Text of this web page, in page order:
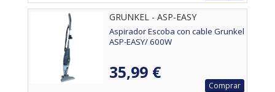
GRUNKEL - ASP-EASY
Aspirador Escoba con cable Grunkel
ASP-EASY/ 600W
35,99 €
Comprar